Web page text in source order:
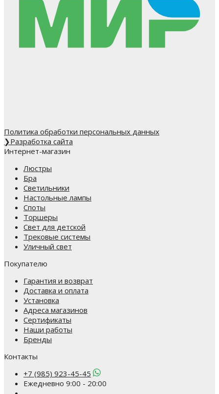
Политика обработки персональных данных
❯Разработка сайта
Интернет-магазин
Люстры
Бра
Светильники
Настольные лампы
Споты
Торшеры
Свет для детской
Трековые системы
Уличный свет
Покупателю
Гарантия и возврат
Доставка и оплата
Установка
Адреса магазинов
Сертификаты
Наши работы
Бренды
Контакты
+7 (985) 923-45-45
Ежедневно 9:00 - 20:00